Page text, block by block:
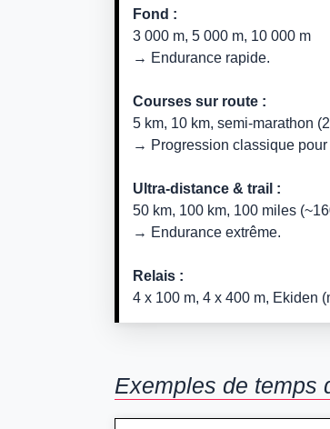
Fond :
3 000 m, 5 000 m, 10 000 m
→ Endurance rapide.
Courses sur route :
5 km, 10 km, semi-marathon
→ Progression classique pour
Ultra-distance & trail :
50 km, 100 km, 100 miles
→ Endurance extrême.
Relais :
4 x 100 m, 4 x 400 m, Ekiden
Exemples de temps